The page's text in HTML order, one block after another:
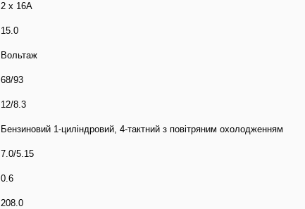
2 х 16A
15.0
Вольтаж
68/93
12/8.3
Бензиновий 1-циліндровий, 4-тактний з повітряним охолодженням
7.0/5.15
0.6
208.0